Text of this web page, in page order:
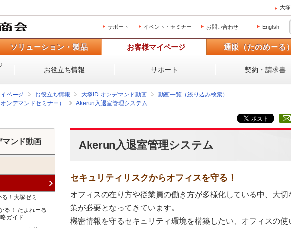
大
サポート イベント・セミナー お問い合わせ English
ソリューション・製品 お客様マイページ 通販（たのめーる
お役立ち情報 サポート 契約・請求書
ページ お役立ち情報 大塚ID オンデマンド動画
動画一覧（絞り込み検索）
ンデマンドセミナー）
Akerun入退室管理システム
Akerun入退室管理システム
セキュリティリスクからオフィスを守る！
オフィスの在り方や従業員の働き方が多様化している中、大
策が必要となってきています。
機密情報を守るセキュリティ環境を構築したい、オフィスの
マンド動画
！大塚ゼミ
る！ たよれーる
ガイド